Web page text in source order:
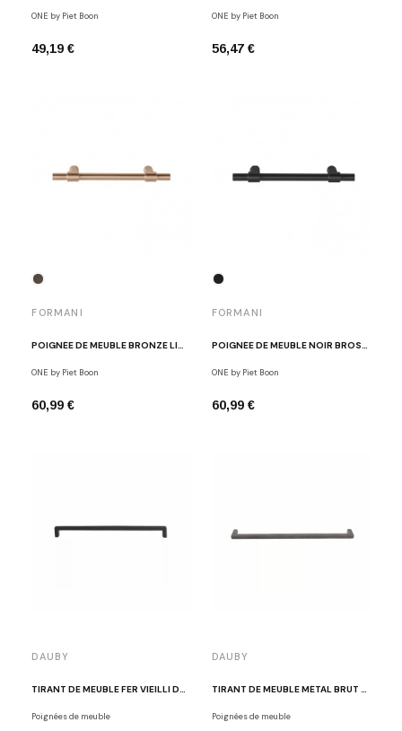
ONE by Piet Boon
49,19 €
ONE by Piet Boon
56,47 €
FORMANI
POIGNÉE DE MEUBLE BRONZE LIGHT PIET BOON ONE
ONE by Piet Boon
60,99 €
FORMANI
POIGNÉE DE MEUBLE NOIR BROSSÉ PIET BOON ONE
ONE by Piet Boon
60,99 €
DAUBY
Poignées de meuble
DAUBY
Poignées de meuble